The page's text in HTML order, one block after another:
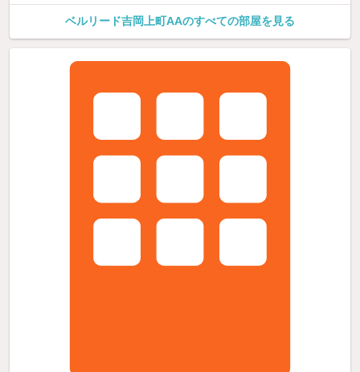
ベルリード吉岡上町AAのすべての部屋を見る